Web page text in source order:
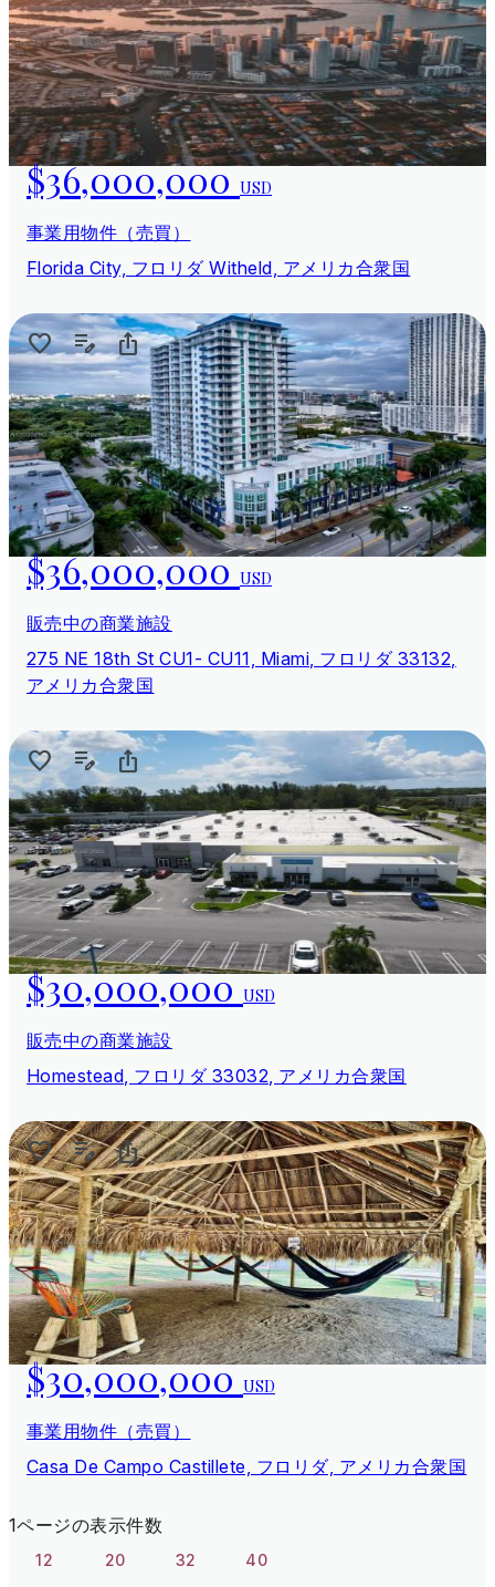
$36,000,000USD
事業用物件（売買）
Florida City, フロリダ Witheld, アメリカ合衆国
$36,000,000USD
販売中の商業施設
275 NE 18th St CU1- CU11, Miami, フロリダ 33132,
アメリカ合衆国
$30,000,000USD
販売中の商業施設
Homestead, フロリダ 33032, アメリカ合衆国
$30,000,000USD
事業用物件（売買）
Casa De Campo Castillete, フロリダ, アメリカ合衆国
1ページの表示件数
12 20 32 40